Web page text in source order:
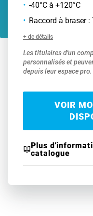
-40°C à +120°C
Raccord à braser
+ de détails
Les titulaires d'un
personnalisés et
depuis leur espace pro.
VOIR
Plus
catalogue